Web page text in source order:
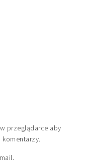
przeglądarce aby